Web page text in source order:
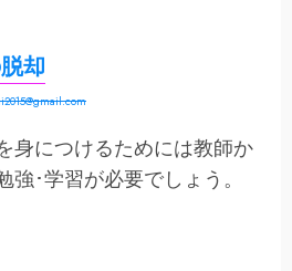
却
身につけるためには教師か
強･学習が必要でしょう。